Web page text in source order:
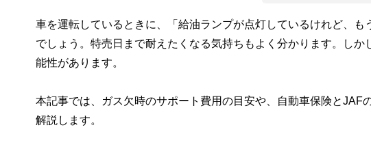
車を運転しているときに、「給油ランプが点灯しているけれど、
でしょう。特売日まで耐えたくなる気持ちもよく分かります。し
能性があります。
本記事では、ガス欠時のサポート費用の目安や、自動車保険とJAF
解説します。